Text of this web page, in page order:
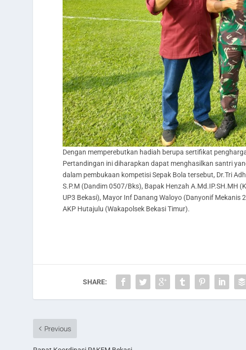
Dengan memperebutkan hadiah berupa sertifikat
Pertandingan ini diharapkan dapat menghasilkan santri
dalam pembukaan kompetisi Sepak Bola tersebut, Dr.Tri
S.P.M (Dandim 0507/Bks), Bapak Henzah A.Md.IP.SH.MH
UP3 Bekasi), Mayor Inf Danang Waloyo (Danyonif
AKP Hutajulu (Wakapolsek Bekasi Timur).
SHARE:
Previous